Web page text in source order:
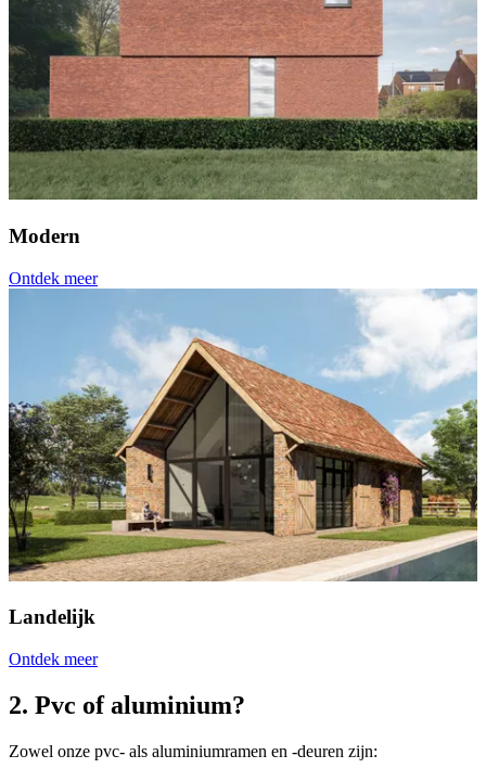
Modern
Ontdek meer
Landelijk
Ontdek meer
2. Pvc of aluminium?
Zowel onze pvc- als aluminiumramen en -deuren zijn: